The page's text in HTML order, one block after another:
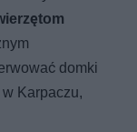
domki
Karpaczu,